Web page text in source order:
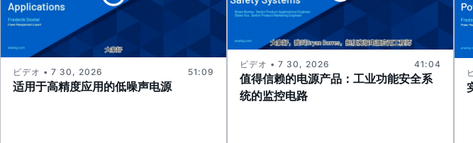
适用于高精度应用的低噪声电源
ビデオ • 7 30, 2026 51:09
值得信赖的电源产品：工业功能安全系
统的监控电路
ビデオ • 7 30, 2026 41:04